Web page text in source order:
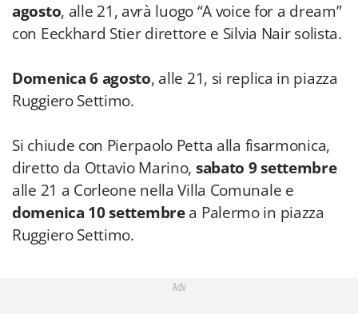
agosto, alle 21, avrà luogo “A voice for a dream”
con Eeckhard Stier direttore e Silvia Nair solista.
Domenica 6 agosto, alle 21, si replica in piazza
Ruggiero Settimo.
Si chiude con Pierpaolo Petta alla fisarmonica,
diretto da Ottavio Marino, sabato 9 settembre
alle 21 a Corleone nella Villa Comunale e
domenica 10 settembrea Palermo in piazza
Ruggiero Settimo.
Adv